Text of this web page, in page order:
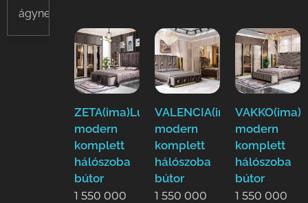
ágyneműtartós
ZETA(ima)Luxus
modern
komplett
hálószoba
bútor
1 550 000
VALENCIA(ima)Luxus
modern
komplett
hálószoba
bútor
1 550 000
modern
komplett
hálószoba
bútor
1 550 000